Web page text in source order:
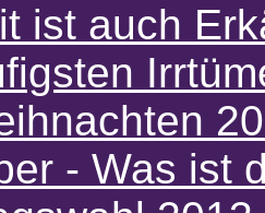
ist auch
- Was ist